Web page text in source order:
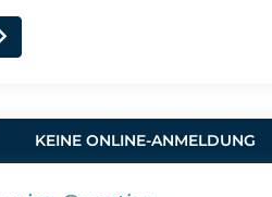
KEINE ONLINE-ANMELDUNG